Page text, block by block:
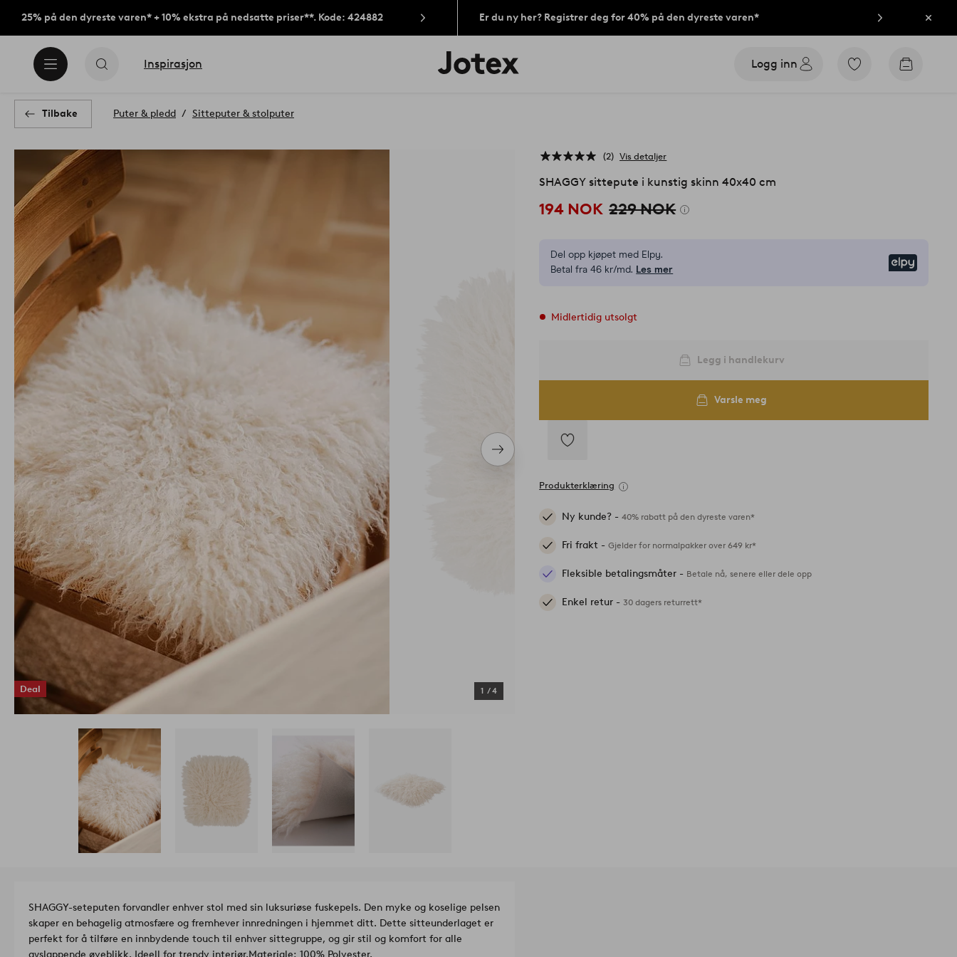
25% på den dyreste varen* + 10% ekstra på nedsatte priser**. Kode: 424882 Er du ny her? Registrer deg for 40% på den dyreste varen* Lukk
Inspirasjon
Jotex’
logo
Logg inn
Gå
Gå
Tilbake Puter & pledd Sitteputer & stolputer
Neste
produkt
Deal 1 /4
2 Vis detaljer
SHAGGY sittepute i kunstig skinn 40x40 cm
194 NOK 229 NOK
Del opp kjøpet med Elpy.
Betal fra 46 kr/md. Les mer
Midlertidig utsolgt
Legg i handlekurv
Varsle meg
til
favoritter
Produkterklæring
Ny kunde? -40% rabatt på den dyreste varen*
Fri frakt -Gjelder for normalpakker over 649 kr*
Fleksible betalingsmåter - Betale nå, senere eller dele opp
Enkel retur -30 dagers returrett*
SHAGGY-seteputen forvandler enhver stol med sin luksuriøse fuskepels. Den myke og koselige pelsen
skaper en behagelig atmosfære og fremhever innredningen i hjemmet ditt. Dette sitteunderlaget er
perfekt for å tilføre en innbydende touch til enhver sittegruppe, og gir stil og komfort for alle
avslappende øyeblikk. Ideell for trendy interiør.
Materiale: 100% Polyester.